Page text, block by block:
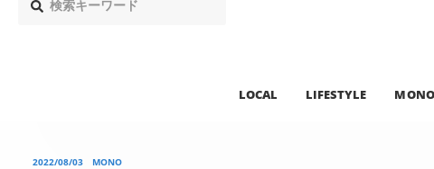
LOCAL LIFESTYLE MONO
2022/08/03 MONO